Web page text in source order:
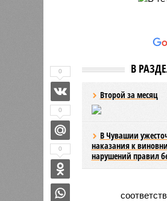
В
Второй за месяц
В Чувашии
наказания к
нарушений правил
0
0
0